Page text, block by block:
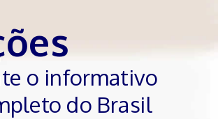
o informativo
do Brasil